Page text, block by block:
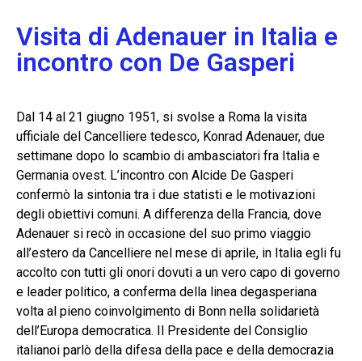
Visita di Adenauer in Italia e
incontro con De Gasperi
Dal 14 al 21 giugno 1951, si svolse a Roma la visita
ufficiale del Cancelliere tedesco, Konrad Adenauer, due
set­timane dopo lo scambio di ambasciatori fra Italia e
Germania ovest. L’incontro con Alcide De Gasperi
confermò la sintonia tra i due statisti e le motivazioni
degli obiet­tivi comuni. A differenza della Francia, dove
Adenauer si recò in occasione del suo primo viaggio
all’estero da Cancelliere nel mese di aprile, in Italia egli fu
accolto con tutti gli ono­ri dovuti a un vero capo di governo
e leader politico, a conferma della linea degasperiana
volta al pieno coinvolgimento di Bonn nella solidarietà
dell’Europa democratica. Il Presidente del Consiglio
italianoi parlò della difesa della pace e della democra­zia